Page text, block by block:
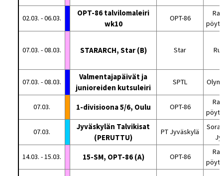
02.03. - 06.03.
OPT-86 talvilomaleiri
wk10
OPT-86
07.03. - 08.03. STARARCH, Star (B) Star
07.03. - 08.03.
Valmentajapäivät ja
junioreiden kutsuleiri
SPTL
07.03. 1-divisioona 5/6, Oulu OPT-86
07.03.
Jyväskylän Talvikisat
(PERUTTU)
PT Jyväskylä
14.03. - 15.03. 15-SM, OPT-86 (A) OPT-86